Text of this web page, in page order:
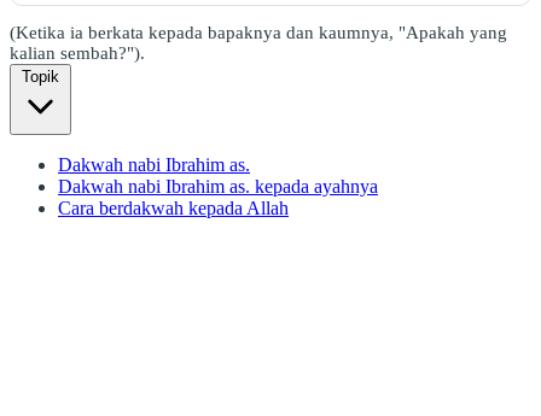
(Ketika ia berkata kepada bapaknya dan kaumnya, "Apakah yang
kalian sembah?").
Topik
Dakwah nabi Ibrahim as.
Dakwah nabi Ibrahim as. kepada ayahnya
Cara berdakwah kepada Allah